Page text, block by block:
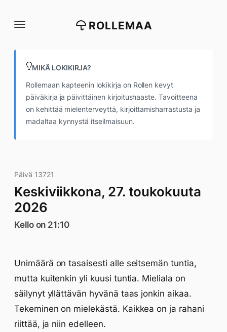
suoraan
ROLLEMAA
MIKÄ LOKIKIRJA?
Rollemaan kapteenin lokikirja on Rollen kevyt
päiväkirja ja päivittäinen kirjoitushaaste. Tavoitteena
on kehittää mielenterveyttä, kirjoittamisharrastusta ja
madaltaa kynnystä itseilmaisuun.
Päivä 13721
Keskiviikkona, 27. toukokuuta
2026
Kello on 21:10
Unimäärä on tasaisesti alle seitsemän tuntia,
mutta kuitenkin yli kuusi tuntia. Mieliala on
säilynyt yllättävän hyvänä taas jonkin aikaa.
Tekeminen on mielekästä. Kaikkea on ja rahani
riittää, ja niin edelleen.